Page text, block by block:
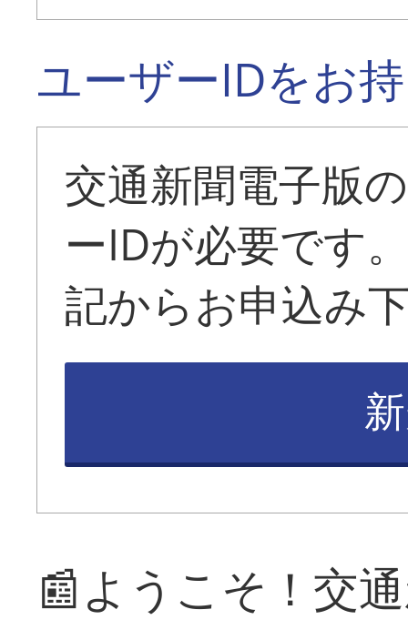
ユーザーIDをお
交通新聞電子版
ーIDが必要です
記からお申込み
📰ようこそ！交